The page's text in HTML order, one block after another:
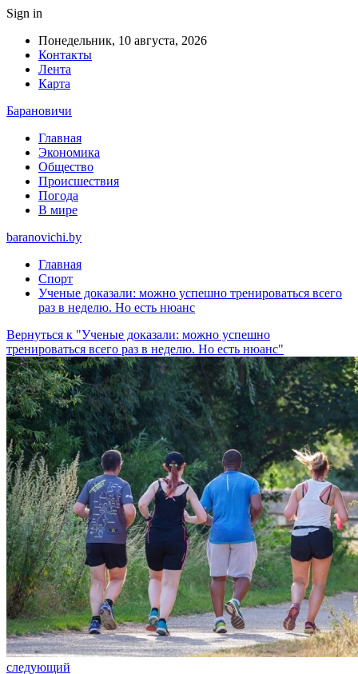
Sign in
Понедельник, 10 августа, 2026
Контакты
Лента
Карта
Барановичи
Главная
Экономика
Общество
Происшествия
Погода
В мире
baranovichi.by
Главная
Спорт
Ученые доказали: можно успешно тренироваться всего
раз в неделю. Но есть нюанс
Вернуться к "Ученые доказали: можно успешно
тренироваться всего раз в неделю. Но есть нюанс"
следующий